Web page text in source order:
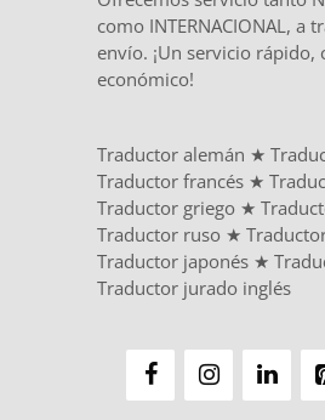
como INTERNACIONAL, a
envío. ¡Un servicio rápido,
económico!
Traductor alemán ★
Traductor francés ★
Traductor griego ★
Traductor ruso ★
Traductor japonés ★
Traductor jurado inglés